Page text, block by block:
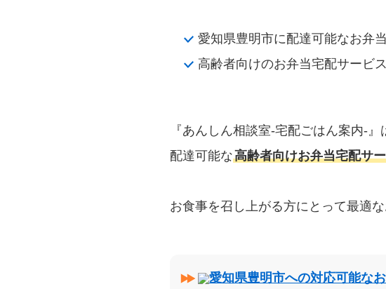
愛知県豊明市に配達可能なお弁
高齢者向けのお弁当宅配サービ
『あんしん相談室‐宅配ごはん案内‐
配達可能な高齢者向けお弁当宅配サ
お食事を召し上がる方にとって最適
愛知県豊明市への対応可能な